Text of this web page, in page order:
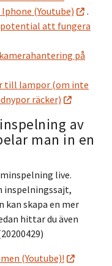
(Youtube)
.
potential att fungera
på
till lampor (om inte
räcker)
av
man in en
live.
inspelningssajt,
kan skapa en mer
hittar du även
(Youtube)!